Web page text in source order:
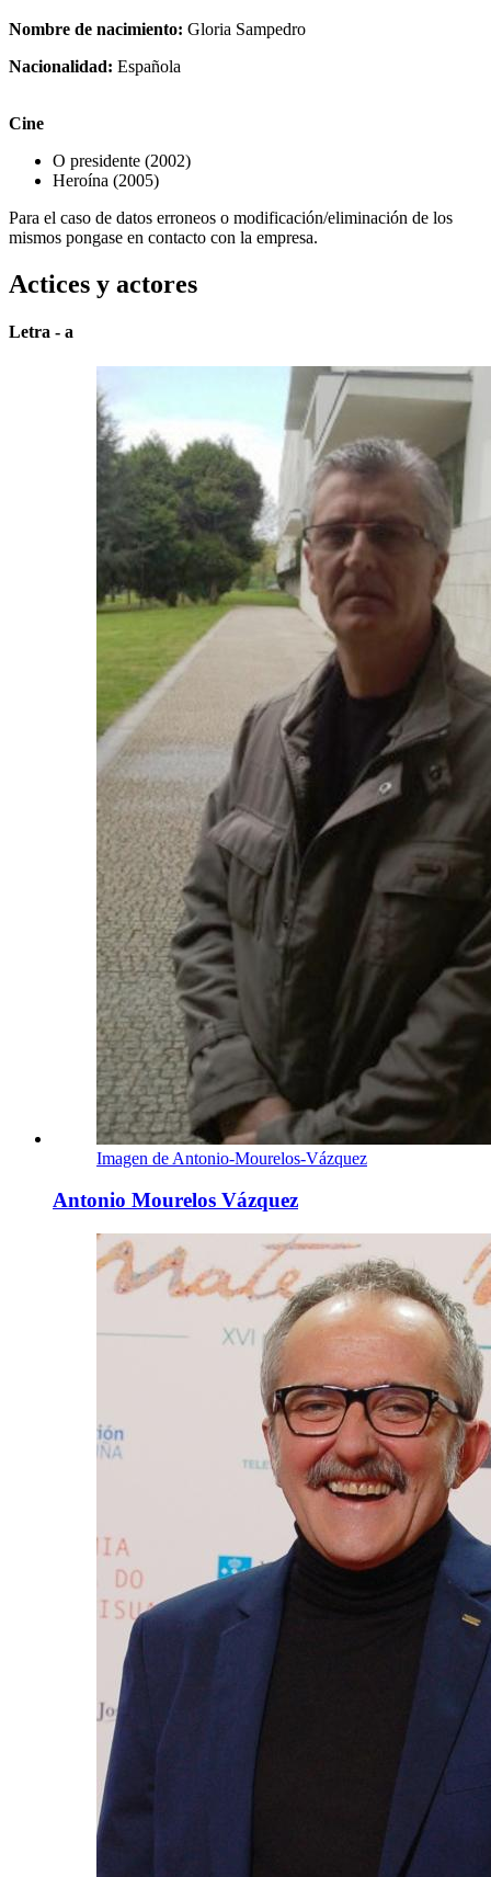
Nombre de nacimiento: Gloria Sampedro
Nacionalidad: Española
Cine
O presidente (2002)
Heroína (2005)
Para el caso de datos erroneos o modificación/eliminación de los
mismos pongase en contacto con la empresa.
Actices y actores
Letra - a
Imagen de Antonio-Mourelos-Vázquez
Antonio Mourelos Vázquez